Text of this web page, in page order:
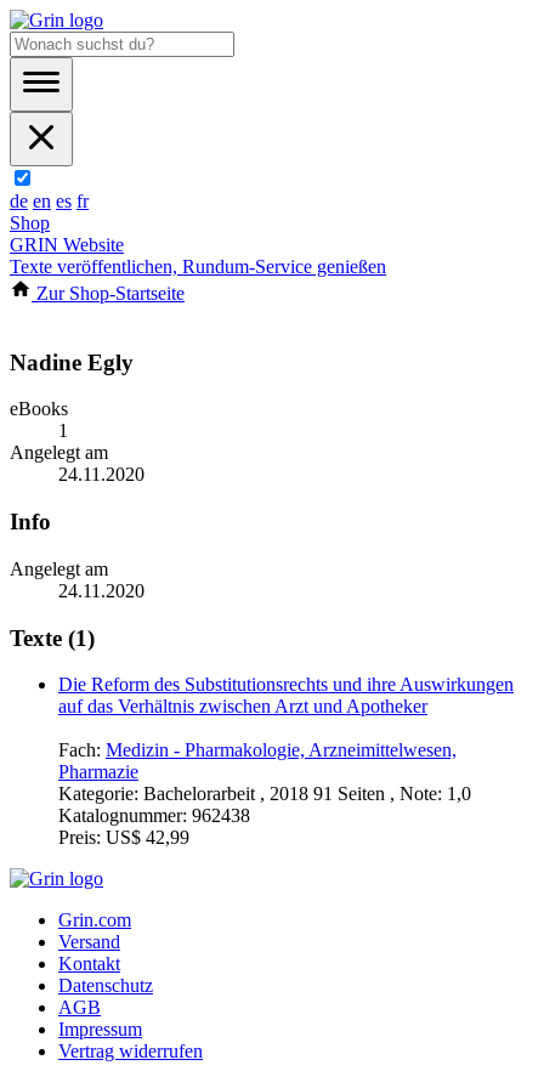
de en es fr
Shop
GRIN Website
Texte veröffentlichen, Rundum-Service genießen
Zur Shop-Startseite
Nadine Egly
eBooks
1
Angelegt am
24.11.2020
Info
Angelegt am
24.11.2020
Texte (1)
Die Reform des Substitutionsrechts und ihre Auswirkungen
auf das Verhältnis zwischen Arzt und Apotheker
Fach: Medizin - Pharmakologie, Arzneimittelwesen,
Pharmazie
Kategorie: Bachelorarbeit , 2018 91 Seiten , Note: 1,0
Katalognummer: 962438
Preis: US$ 42,99
Grin.com
Versand
Kontakt
Datenschutz
AGB
Impressum
Vertrag widerrufen